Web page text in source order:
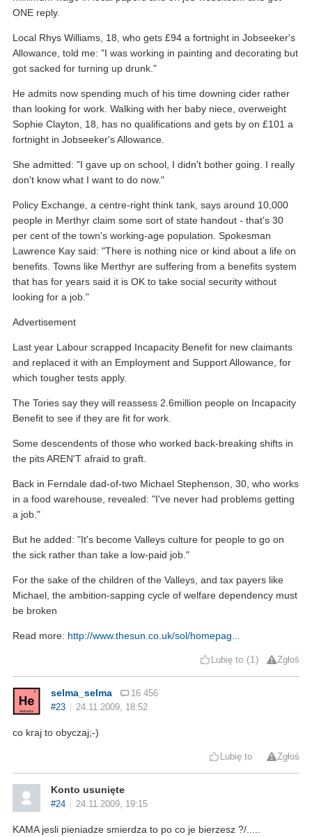
ONE reply.
Local Rhys Williams, 18, who gets £94 a fortnight in Jobseeker's
Allowance, told me: "I was working in painting and decorating but
got sacked for turning up drunk."
He admits now spending much of his time downing cider rather
than looking for work. Walking with her baby niece, overweight
Sophie Clayton, 18, has no qualifications and gets by on £101 a
fortnight in Jobseeker's Allowance.
She admitted: "I gave up on school, I didn't bother going. I really
don't know what I want to do now."
Policy Exchange, a centre-right think tank, says around 10,000
people in Merthyr claim some sort of state handout - that's 30
per cent of the town's working-age population. Spokesman
Lawrence Kay said: "There is nothing nice or kind about a life on
benefits. Towns like Merthyr are suffering from a benefits system
that has for years said it is OK to take social security without
looking for a job."
Advertisement
Last year Labour scrapped Incapacity Benefit for new claimants
and replaced it with an Employment and Support Allowance, for
which tougher tests apply.
The Tories say they will reassess 2.6million people on Incapacity
Benefit to see if they are fit for work.
Some descendents of those who worked back-breaking shifts in
the pits AREN'T afraid to graft.
Back in Ferndale dad-of-two Michael Stephenson, 30, who works
in a food warehouse, revealed: "I've never had problems getting
a job."
But he added: "It's become Valleys culture for people to go on
the sick rather than take a low-paid job."
For the sake of the children of the Valleys, and tax payers like
Michael, the ambition-sapping cycle of welfare dependency must
be broken
Read more: http://www.thesun.co.uk/sol/homepag...
Lubię to 1 Zgłoś
selma_selma
16 456
#23
24.11.2009, 18:52
co kraj to obyczaj;-)
Lubię to Zgłoś
Konto usunięte
#24 24.11.2009, 19:15
KAMA jesli pieniadze smierdza to po co je bierzesz ?/.....